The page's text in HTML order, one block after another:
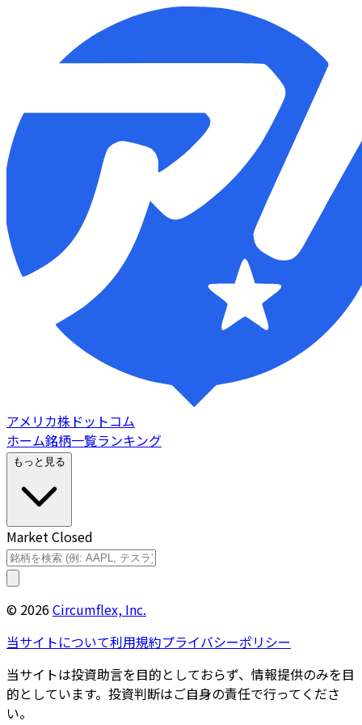
アメリカ株ドットコム
ホーム銘柄一覧ランキング
もっと見る
Market Closed
© 2026Circumflex, Inc.
当サイトについて利用規約プライバシーポリシー
当サイトは投資助言を目的としておらず、情報提供のみを目
的としています。投資判断はご自身の責任で行ってくださ
い。